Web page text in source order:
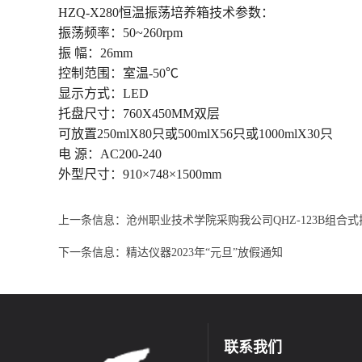
HZQ-X280恒温振荡培养箱技术参数：
振荡频率：50~260rpm
振 幅：26mm
控制范围：室温-50℃
显示方式：LED
托盘尺寸：760X450MM双层
可放置250mlX80只或500mlX56只或1000mlX30只
电 源：AC200-240
外型尺寸：910×748×1500mm
上一条信息： 沧州职业技术学院采购我公司QHZ-123B组合
下一条信息： 精达仪器2023年“元旦”放假通知
联系我们